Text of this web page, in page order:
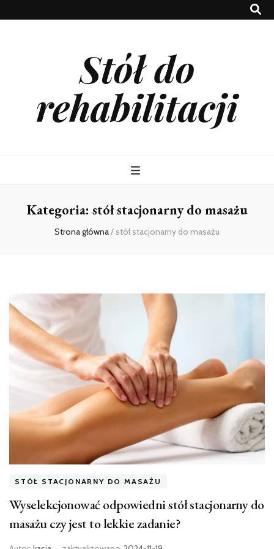
Stół do
rehabilitacji
Kategoria: stół stacjonarny do masażu
Strona główna/ stół stacjonarny do masażu
STÓŁ STACJONARNY DO MASAŻU
Wyselekcjonować odpowiedni stół stacjonarny do
masażu czy jest to lekkie zadanie?